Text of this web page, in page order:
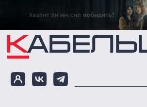
Перейти к основному содержанию